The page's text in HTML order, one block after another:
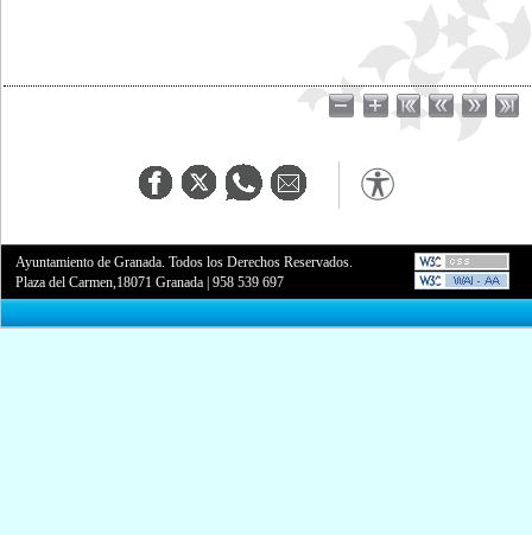
Ayuntamiento de Granada. Todos los Derechos Reservados.
Plaza del Carmen,18071 Granada |958 539 697